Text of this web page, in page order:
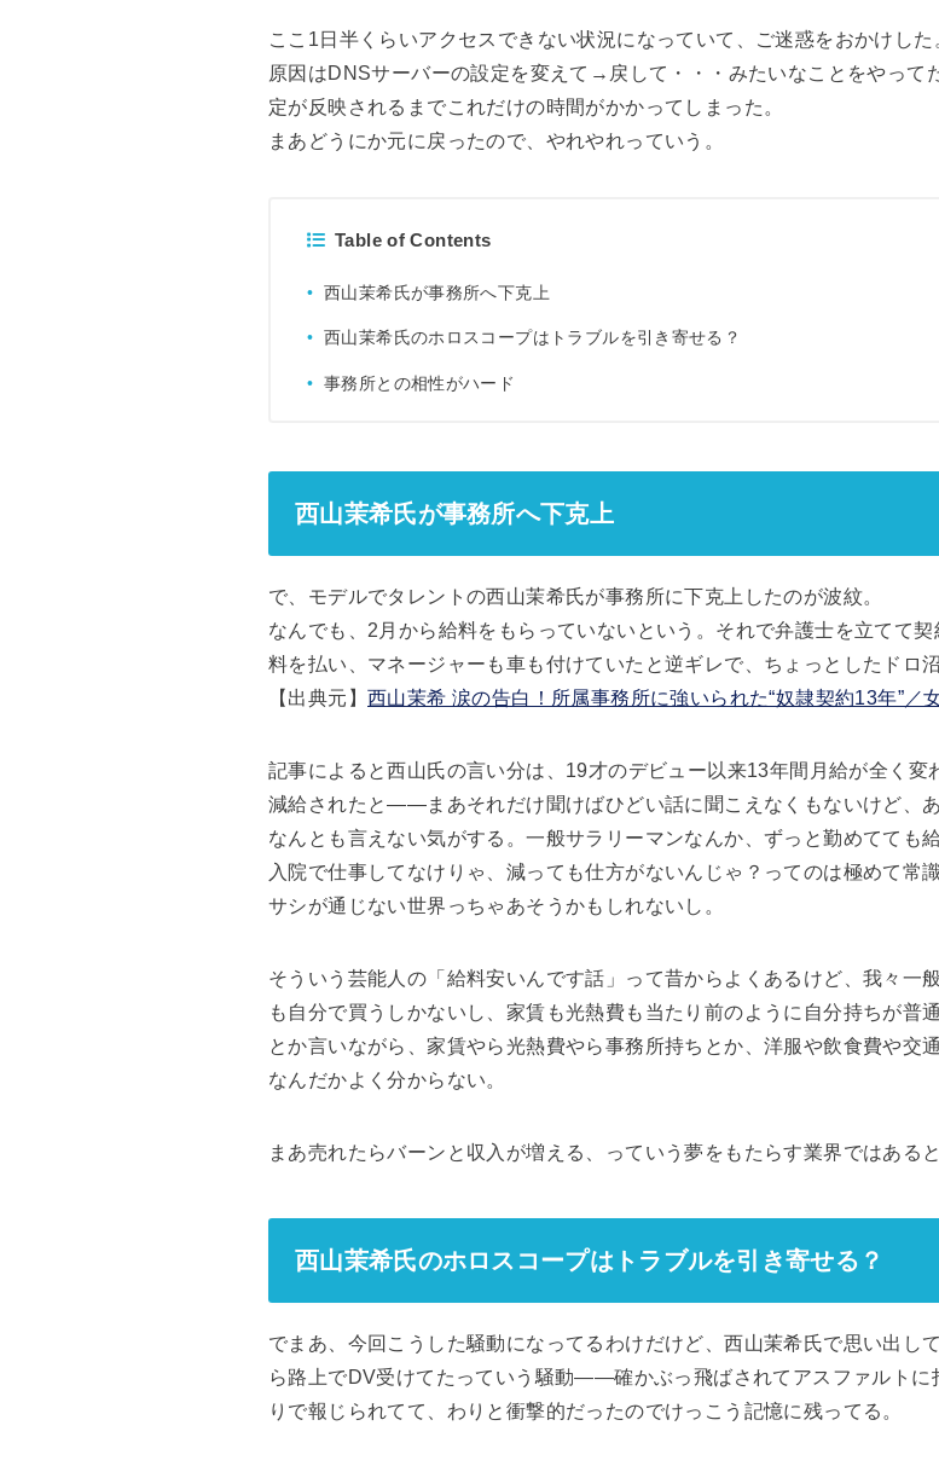
ここ1日半くらいアクセスできない状況になっていて、ご迷惑をおかけした
原因はDNSサーバーの設定を変えて→戻して・・・みたいなことをやって
定が反映されるまでこれだけの時間がかかってしまった。
まあどうにか元に戻ったので、やれやれっていう。
Table of Contents
西山茉希氏が事務所へ下克上
西山茉希氏のホロスコープはトラブルを引き寄せる？
事務所との相性がハード
西山茉希氏が事務所へ下克上
で、モデルでタレントの西山茉希氏が事務所に下克上したのが波紋。
なんでも、2月から給料をもらっていないという。それで弁護士を立てて
料を払い、マネージャーも車も付けていたと逆ギレで、ちょっとしたドロ沼
【出典元】 西山茉希 涙の告白！所属事務所に強いられた“奴隷契約13年”／
記事によると西山氏の言い分は、19才のデビュー以来13年間月給が全く
減給されたと――まあそれだけ聞けばひどい話に聞こえなくもないけど、
なんとも言えない気がする。一般サラリーマンなんか、ずっと勤めてても
入院で仕事してなけりゃ、減っても仕方がないんじゃ？ってのは極めて常
サシが通じない世界っちゃあそうかもしれないし。
そういう芸能人の「給料安いんです話」って昔からよくあるけど、我々一
も自分で買うしかないし、家賃も光熱費も当たり前のように自分持ちが普
とか言いながら、家賃やら光熱費やら事務所持ちとか、洋服や飲食費や交
なんだかよく分からない。
まあ売れたらバーンと収入が増える、っていう夢をもたらす業界ではあると
西山茉希氏のホロスコープはトラブルを引き寄せる？
でまあ、今回こうした騒動になってるわけだけど、西山茉希氏で思い出し
ら路上でDV受けてたっていう騒動――確かぶっ飛ばされてアスファルトに
りで報じられてて、わりと衝撃的だったのでけっこう記憶に残ってる。